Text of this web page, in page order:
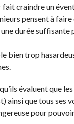
craindre un
pensent à
durée
bien trop
évaluent que
ainsi que tous ses
pour